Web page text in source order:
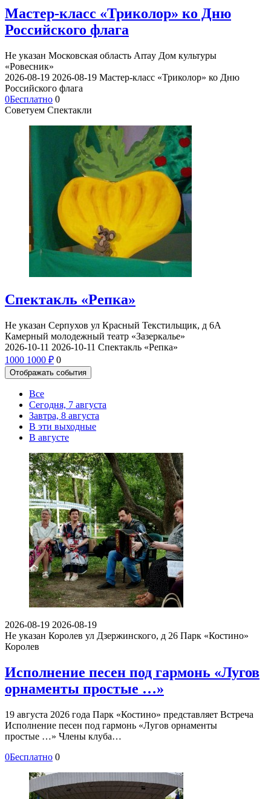
Мастер-класс «Триколор» ко Дню
Российского флага
Не указан Московская область Array Дом культуры
«Ровесник»
2026-08-19 2026-08-19 Мастер-класс «Триколор» ко Дню
Российского флага
0Бесплатно 0
Советуем Спектакли
Спектакль «Репка»
Не указан Серпухов ул Красный Текстильщик, д 6А
Камерный молодежный театр «Зазеркалье»
2026-10-11 2026-10-11 Спектакль «Репка»
1000 1000 ₽ 0
Отображать события
Все
Сегодня, 7 августа
Завтра, 8 августа
В эти выходные
В августе
2026-08-19 2026-08-19
Не указан Королев ул Дзержинского, д 26 Парк «Костино»
Королев
Исполнение песен под гармонь «Лугов
орнаменты простые …»
19 августа 2026 года Парк «Костино» представляет Встреча
Исполнение песен под гармонь «Лугов орнаменты
простые …» Члены клуба…
0Бесплатно 0